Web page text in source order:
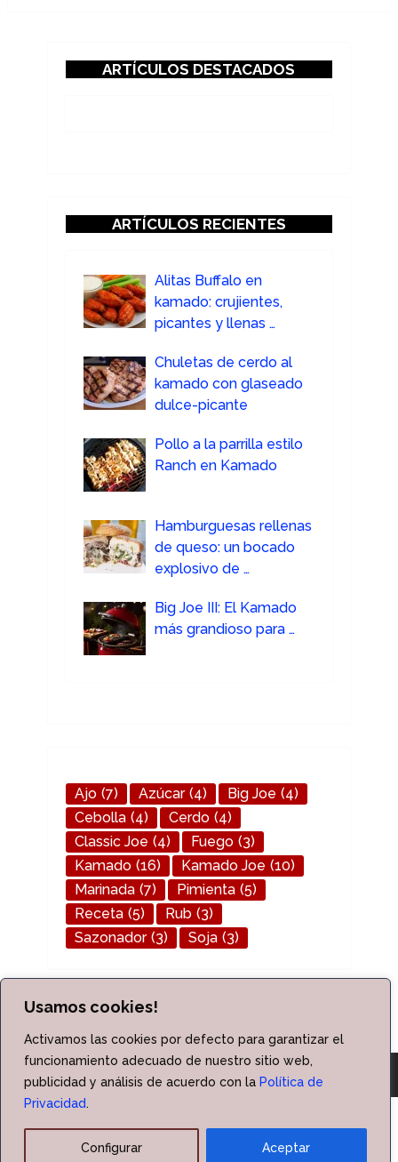
Usamos cookies!
Activamos las cookies por defecto para garantizar el
funcionamiento adecuado de nuestro sitio web,
publicidad y análisis de acuerdo con la Política de
Privacidad.
Configurar Aceptar
ARTÍCULOS DESTACADOS
ARTÍCULOS RECIENTES
Alitas Buffalo en
kamado: crujientes,
picantes y llenas …
Chuletas de cerdo al
kamado con glaseado
dulce-picante
Pollo a la parrilla estilo
Ranch en Kamado
Hamburguesas rellenas
de queso: un bocado
explosivo de …
Big Joe III: El Kamado
más grandioso para …
Ajo (7) Azúcar (4) Big Joe (4)
Cebolla (4) Cerdo (4)
Classic Joe (4) Fuego (3)
Kamado (16) Kamado Joe (10)
Marinada (7) Pimienta (5)
Receta (5) Rub (3)
Sazonador (3) Soja (3)
Política de Cookies Política de Privacidad|Aviso Legal